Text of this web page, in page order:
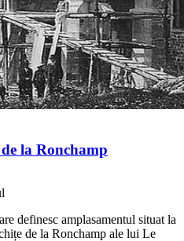
la Ronchamp
definesc amplasamentul situat la
de la Ronchamp ale lui Le